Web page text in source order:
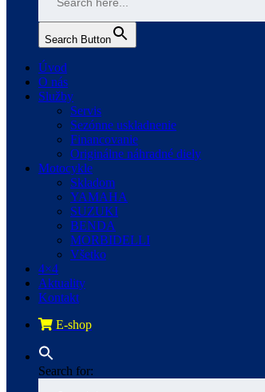
Search Button
Úvod
O nás
Služby
Servis
Sezónne uskladnenie
Financovanie
Originálne náhradné diely
Motocykle
Skladom
YAMAHA
SUZUKI
BENDA
MORBIDELLI
Všetko
4×4
Aktuality
Kontakt
E-shop
Search for: